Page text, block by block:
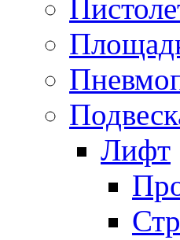
Лифт